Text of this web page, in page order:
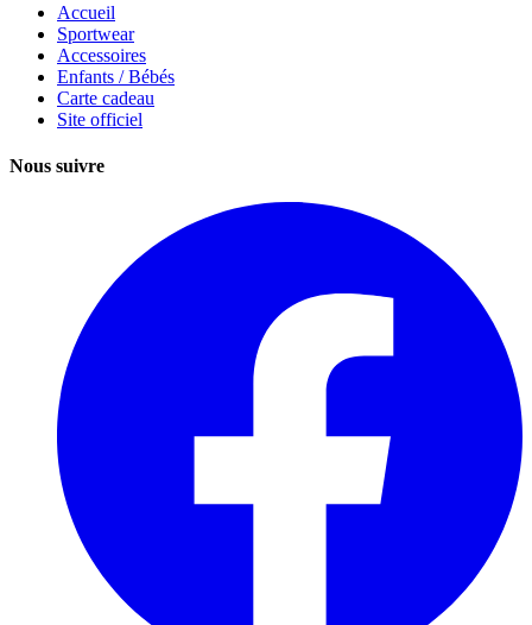
Accueil
Sportwear
Accessoires
Enfants / Bébés
Carte cadeau
Site officiel
Nous suivre